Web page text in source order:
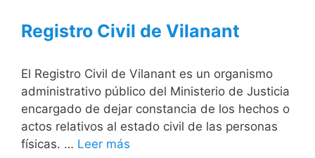
Registro Civil de Vilanant
El Registro Civil de Vilanant es un organismo
administrativo público del Ministerio de Justicia
encargado de dejar constancia de los hechos o
actos relativos al estado civil de las personas
físicas. … Leer más